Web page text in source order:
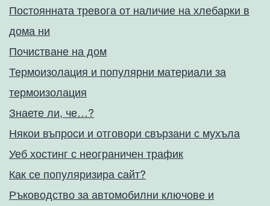
Постоянната тревога от наличие на хлебарки в
дома ни
Почистване на дом
Термоизолация и популярни материали за
термоизолация
Знаете ли, че…?
Някои въпроси и отговори свързани с мухъла
Уеб хостинг с неограничен трафик
Как се популяризира сайт?
Ръководство за автомобилни ключове и